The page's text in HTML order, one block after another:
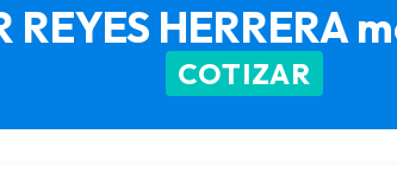
REYES HERRERA
COTIZAR